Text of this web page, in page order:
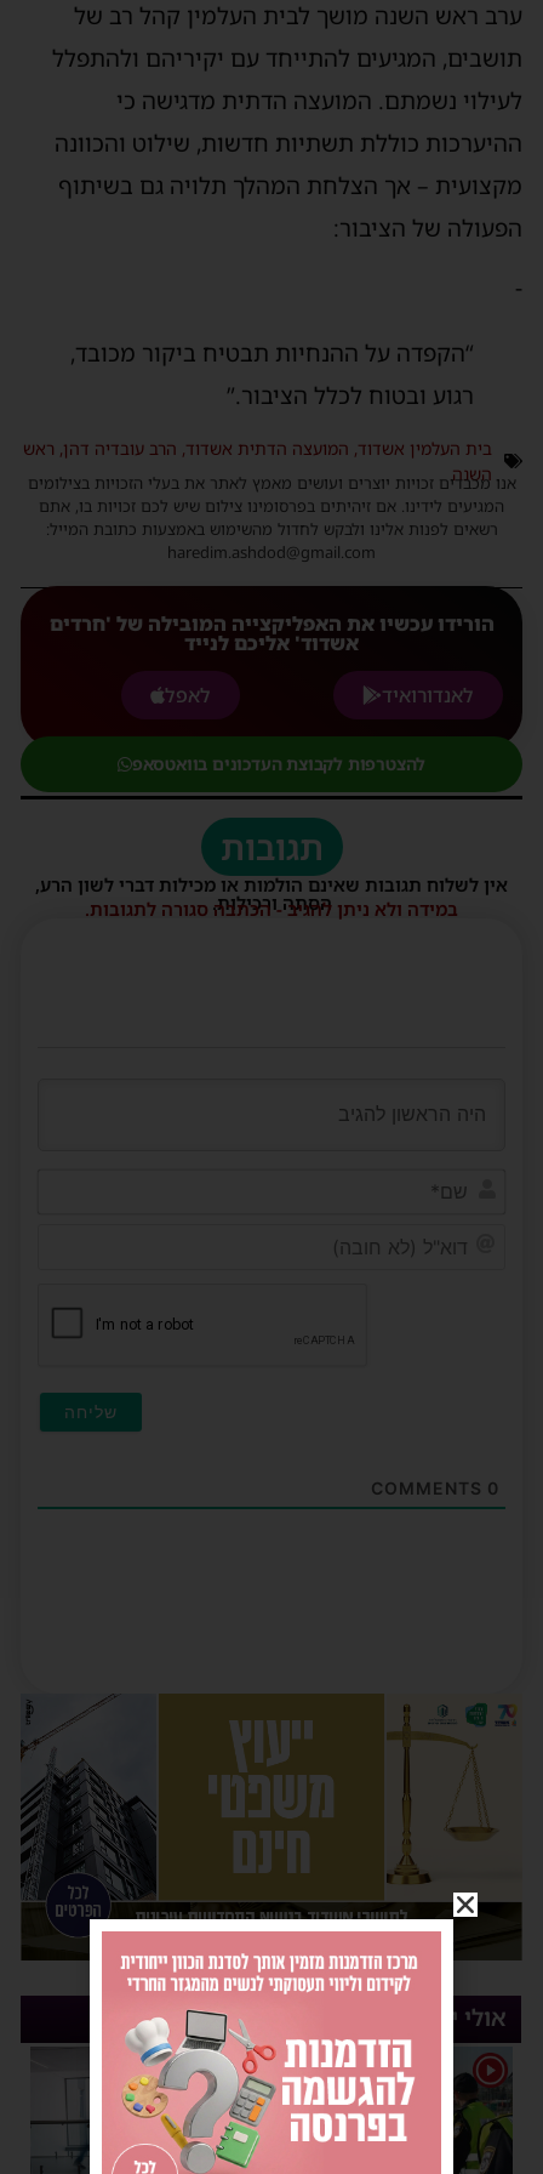
ערב ראש השנה מושך לבית העלמין קהל רב של
תושבים, המגיעים להתייחד עם יקיריהם ולהתפלל
לעילוי נשמתם. המועצה הדתית מדגישה כי
ההיערכות כוללת תשתיות חדשות, שילוט והכוונה
מקצועית – אך הצלחת המהלך תלויה גם בשיתוף
הפעולה של הציבור:
-
“הקפדה על ההנחיות תבטיח ביקור מכובד,
רגוע ובטוח לכלל הציבור.”
בית העלמין אשדוד, המועצה הדתית אשדוד, הרב עובדיה דהן, ראש
השנה
אנו מכבדים זכויות יוצרים ועושים מאמץ לאתר את בעלי הזכויות בצילומים
המגיעים לידינו. אם זיהיתים בפרסומינו צילום שיש לכם זכויות בו, אתם
רשאים לפנות אלינו ולבקש לחדול מהשימוש באמצעות כתובת המייל:
haredim.ashdod@gmail.com
הורידו עכשיו את האפליקצייה המובילה של 'חרדים
אשדוד' אליכם לנייד
לאנדורואיד
לאפל
להצטרפות לקבוצת העדכונים בוואטסאפ
תגובות
אין לשלוח תגובות שאינם הולמות או מכילות דברי לשון הרע,
הסתה ורכילות.
במידה ולא ניתן להגיב - הכתבה סגורה לתגובות.
0
אולי יעניין אותך
1